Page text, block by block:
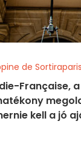
de Sortiraparis
Française,
kell a jó